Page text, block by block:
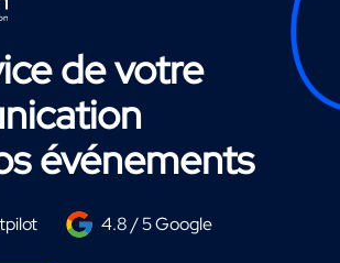
de votre
événements
4.8 / 5 Google